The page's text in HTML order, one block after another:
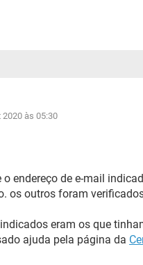
às 05:30
o endereço de e-mail
os outros foram
eram os que
ajuda pela página da